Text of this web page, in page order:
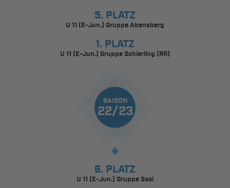
5. PLATZ
U 11 (E-Jun.) Gruppe Abensberg
1. PLATZ
U 11 (E-Jun.) Gruppe Schierling (RR)
SAISON
22/23
6. PLATZ
U 11 (E-Jun.) Gruppe Saal